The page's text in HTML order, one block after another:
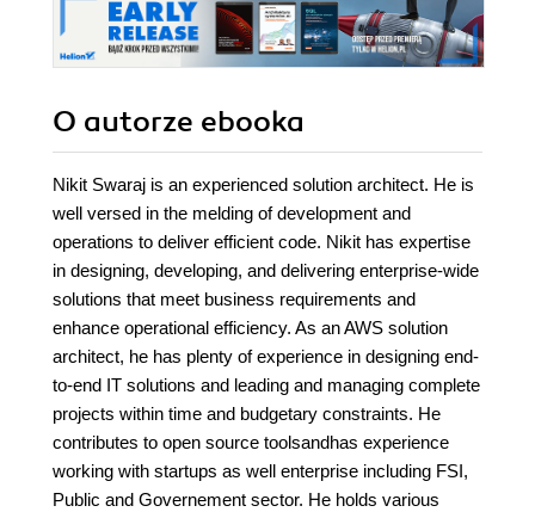
O autorze ebooka
Nikit Swaraj is an experienced solution architect. He is
well versed in the melding of development and
operations to deliver efficient code. Nikit has expertise
in designing, developing, and delivering enterprise-wide
solutions that meet business requirements and
enhance operational efficiency. As an AWS solution
architect, he has plenty of experience in designing end-
to-end IT solutions and leading and managing complete
projects within time and budgetary constraints. He
contributes to open source toolsandhas experience
working with startups as well enterprise including FSI,
Public and Governement sector. He holds various